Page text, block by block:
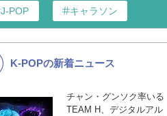
J-POP キャラソン
K-POP 演歌・歌謡
洋楽
K-POPの新着ニュース
チャン・グンソク率いる
TEAM H、デジタルアル